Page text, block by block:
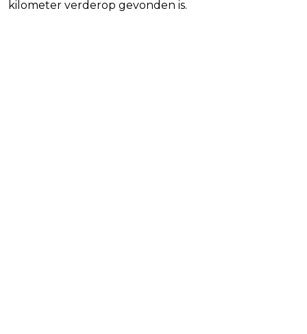
kilometer verderop gevonden is.